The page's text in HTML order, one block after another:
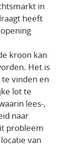
in
heeft
kroon kan
Het is
vinden en
lot te
lees-,
naar
probleem
van